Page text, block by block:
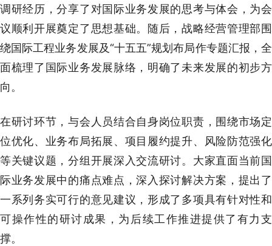
调研经历，分享了对国际业务发展的思考与体会，为会
议顺利开展奠定了思想基础。随后，战略经营管理部围
绕国际工程业务发展及“十五五”规划布局作专题汇报，全
面梳理了国际业务发展脉络，明确了未来发展的初步方
向。
在研讨环节，与会人员结合自身岗位职责，围绕市场定
位优化、业务布局拓展、项目履约提升、风险防范强化
等关键议题，分组开展深入交流研讨。大家直面当前国
际业务发展中的痛点难点，深入探讨解决方案，提出了
一系列务实可行的意见建议，形成了多项具有针对性和
可操作性的研讨成果，为后续工作推进提供了有力支
撑。